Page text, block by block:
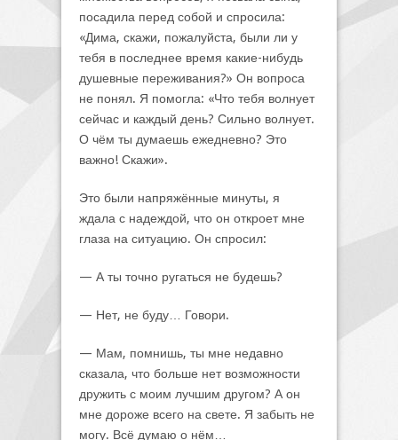
посадила перед собой и спросила:
«Дима, скажи, пожалуйста, были ли у
тебя в последнее время какие-нибудь
душевные переживания?» Он вопроса
не понял. Я помогла: «Что тебя волнует
сейчас и каждый день? Сильно волнует.
О чём ты думаешь ежедневно? Это
важно! Скажи».
Это были напряжённые минуты, я
ждала с надеждой, что он откроет мне
глаза на ситуацию. Он спросил:
— А ты точно ругаться не будешь?
— Нет, не буду… Говори.
— Мам, помнишь, ты мне недавно
сказала, что больше нет возможности
дружить с моим лучшим другом? А он
мне дороже всего на свете. Я забыть не
могу. Всё думаю о нём…